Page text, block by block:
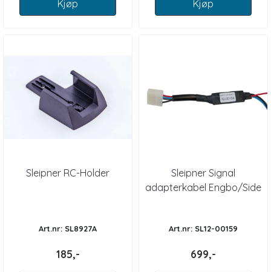
Kjøp Kjøp
Sleipner RC-Holder
Art.nr: SL8927A
185,-
Sleipner Signal
adapterkabel Engbo/Side
Art.nr: SL12-00159
699,-